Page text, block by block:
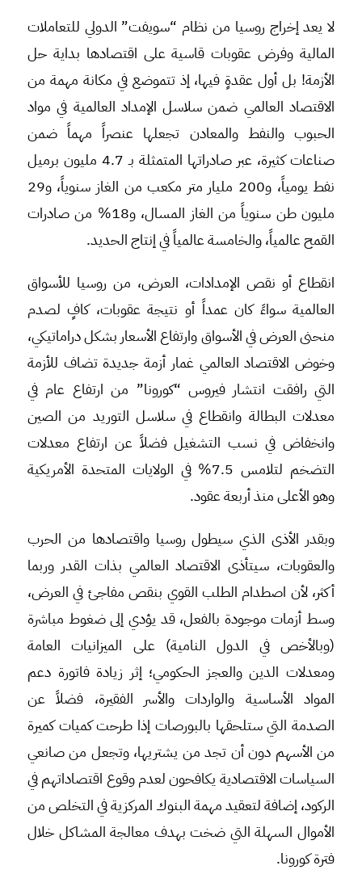
لا يعد إخراج روسيا من نظام “سويفت” الدولي للتعاملات
المالية وفرض عقوبات قاسية على اقتصادها بداية حل
الأزمة! بل أول عقدةٍ فيها، إذ تتموضع في مكانة مهمة من
الاقتصاد العالمي ضمن سلاسل الإمداد العالمية في مواد
الحبوب والنفط والمعادن تجعلها عنصراً مهماً ضمن
صناعات كثيرة، عبر صادراتها المتمثلة بـ 4.7 مليون برميل
نفط يومياً، و200 مليار متر مكعب من الغاز سنوياً، و29
مليون طن سنوياً من الغاز المسال، و18% من صادرات
القمح عالمياً، والخامسة عالمياً في إنتاج الحديد.
انقطاع أو نقص الإمدادات، العرض، من روسيا للأسواق
العالمية سواءً كان عمداً أو نتيجة عقوبات، كافٍ لصدم
منحنى العرض في الأسواق وارتفاع الأسعار بشكل دراماتيكي،
وخوض الاقتصاد العالمي غمار أزمة جديدة تضاف للأزمة
التي رافقت انتشار فيروس “كورونا” من ارتفاع عام في
معدلات البطالة وانقطاع في سلاسل التوريد من الصين
وانخفاض في نسب التشغيل فضلاً عن ارتفاع معدلات
التضخم لتلامس 7.5% في الولايات المتحدة الأمريكية
وهو الأعلى منذ أربعة عقود.
وبقدر الأذى الذي سيطول روسيا واقتصادها من الحرب
والعقوبات، سيتأذى الاقتصاد العالمي بذات القدر وربما
أكثر، لأن اصطدام الطلب القوي بنقص مفاجئ في العرض،
وسط أزمات موجودة بالفعل، قد يؤدي إلى ضغوط مباشرة
(وبالأخص في الدول النامية) على الميزانيات العامة
ومعدلات الدين والعجز الحكومي؛ إثر زيادة فاتورة دعم
المواد الأساسية والواردات والأسر الفقيرة، فضلاً عن
الصدمة التي ستلحقها بالبورصات إذا طرحت كميات كميرة
من الأسهم دون أن تجد من يشتريها، وتجعل من صانعي
السياسات الاقتصادية يكافحون لعدم وقوع اقتصاداتهم في
الركود، إضافة لتعقيد مهمة البنوك المركزية في التخلص من
الأموال السهلة التي ضخت بهدف معالجة المشاكل خلال
فترة كورونا.